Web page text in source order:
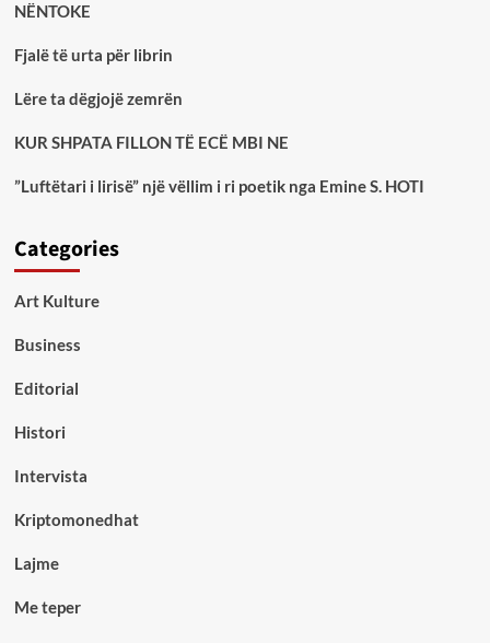
NËNTOKE
Fjalë të urta për librin
Lëre ta dëgjojë zemrën
KUR SHPATA FILLON TË ECË MBI NE
”Luftëtari i lirisë” një vëllim i ri poetik nga Emine S. HOTI
Categories
Art Kulture
Business
Editorial
Histori
Intervista
Kriptomonedhat
Lajme
Me teper